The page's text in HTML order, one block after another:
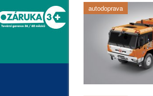
autodoprava